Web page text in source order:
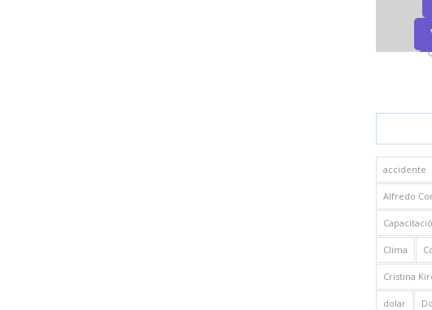
accidente
Alfredo
Clima
Cristina
dolar